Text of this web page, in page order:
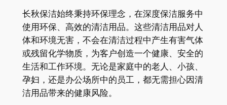
长秋保洁始终秉持环保理念，在深度保洁服务中
使用环保、高效的清洁用品。这些清洁用品对人
体和环境无害，不会在清洁过程中产生有害气体
或残留化学物质，为客户创造一个健康、安全的
生活和工作环境。无论是家庭中的老人、小孩、
孕妇，还是办公场所中的员工，都无需担心因清
洁用品带来的健康风险。